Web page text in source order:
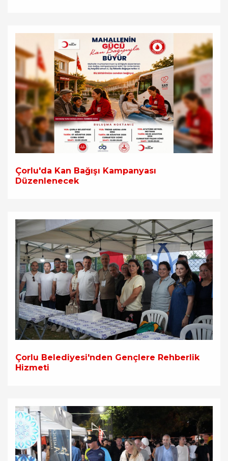
Çorlu'da Kan Bağışı Kampanyası
Düzenlenecek
Çorlu Belediyesi'nden Gençlere Rehberlik
Hizmeti